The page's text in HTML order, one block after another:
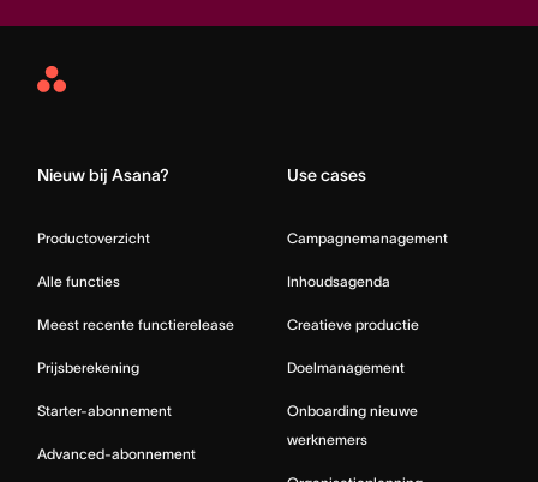
Asana
Nieuw bij Asana?
Productoverzicht
Alle functies
Meest recente functierelease
Prijsberekening
Starter-abonnement
Advanced-abonnement
Use cases
Campagnemanagement
Inhoudsagenda
Creatieve productie
Doelmanagement
Onboarding nieuwe
werknemers